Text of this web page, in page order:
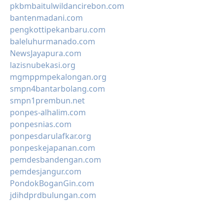
pkbmbaitulwildancirebon.com
bantenmadani.com
pengkottipekanbaru.com
baleluhurmanado.com
NewsJayapura.com
lazisnubekasi.org
mgmppmpekalongan.org
smpn4bantarbolang.com
smpn1prembun.net
ponpes-alhalim.com
ponpesnias.com
ponpesdarulafkar.org
ponpeskejapanan.com
pemdesbandengan.com
pemdesjangur.com
PondokBoganGin.com
jdihdprdbulungan.com